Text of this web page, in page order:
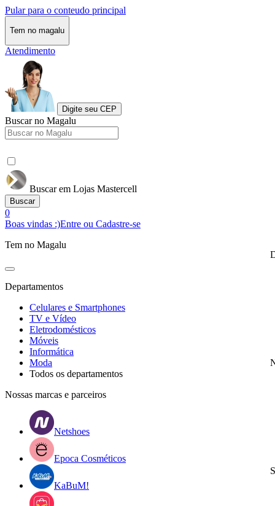
Pular para o conteudo principal
Tem no magalu
Atendimento
Digite seu CEP
Buscar no Magalu
Buscar em Lojas Mastercell
Buscar
0
Boas vindas :)Entre ou Cadastre-se
Tem no Magalu
Departamentos
Celulares e Smartphones
TV e Vídeo
Eletrodomésticos
Móveis
Informática
Moda
Todos os departamentos
Nossas marcas e parceiros
Netshoes
Epoca Cosméticos
KaBuM!